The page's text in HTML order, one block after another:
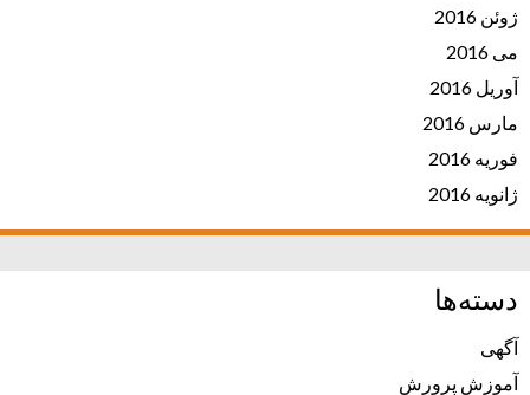
ژوئن 2016
می 2016
آوریل 2016
مارس 2016
فوریه 2016
ژانویه 2016
دسته‌ها
آگهی
آموزش پرورش